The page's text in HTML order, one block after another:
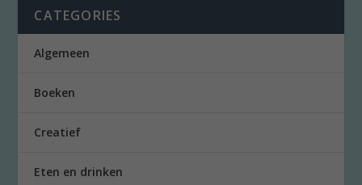
CATEGORIES
Algemeen
Boeken
Creatief
Eten en drinken